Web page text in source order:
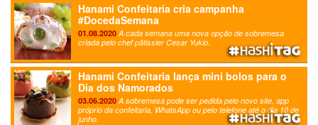
Hanami Confeitaria cria campanha
#DocedaSemana
01.08.2020 A cada semana uma nova opção de sobremesa
criada pelo chef pâtissier Cesar Yukio.
Hanami Confeitaria lança mini bolos para o
Dia dos Namorados
03.06.2020 A sobremesa pode ser pedida pelo novo site, app
próprio da confeitaria, WhatsApp ou pelo telefone até o dia 10 de
junho.